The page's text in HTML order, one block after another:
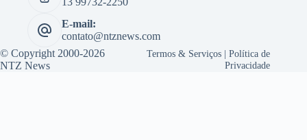
E-mail:
contato@ntznews.com
© Copyright 2000-2026
NTZ News
Termos & Serviços |Política de
Privacidade